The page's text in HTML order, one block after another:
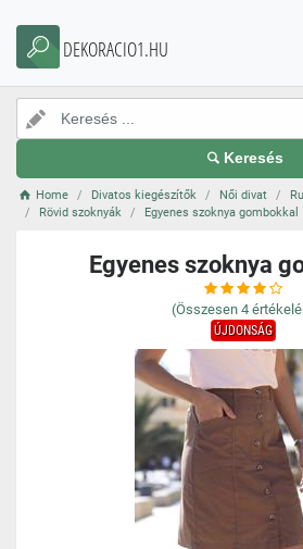
DEKORACIO1.HU
Keresés
Home Divatos kiegészítők Női divat
Rövid szoknyák
Egyenes szoknya gombokkal
Egyenes szoknya
(Összesen 4
ÚJDONSÁG